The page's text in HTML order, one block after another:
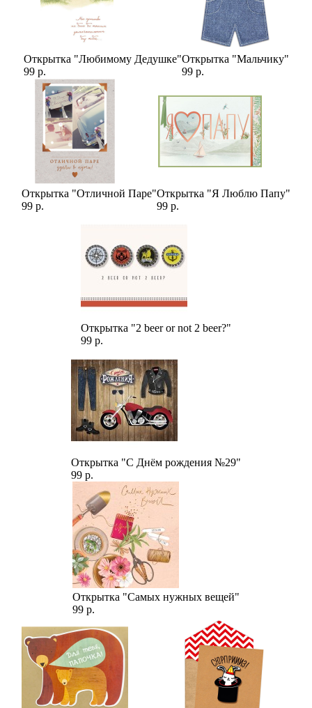
Открытка "Любимому Дедушке"
99 р.
Открытка "Мальчику"
99 р.
Открытка "Отличной Паре"
99 р.
Открытка "Я Люблю Папу"
99 р.
Открытка "2 beer or not 2 beer?"
99 р.
Открытка "С Днём рождения №29"
99 р.
Открытка "Самых нужных вещей"
99 р.